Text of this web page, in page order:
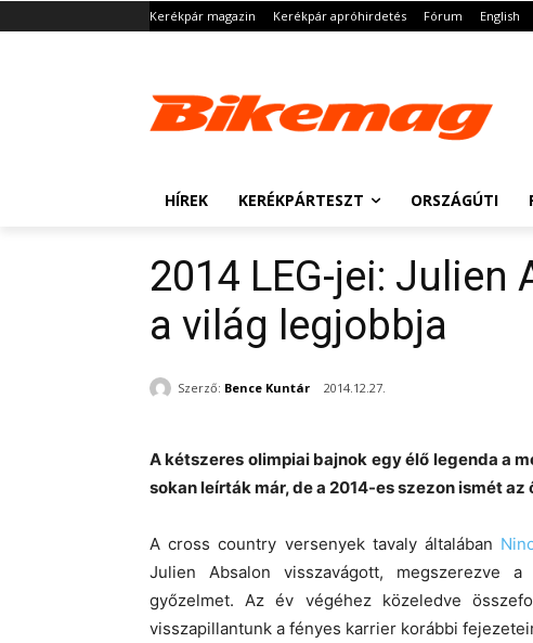
Kerékpár magazin Kerékpár apróhirdetés Fórum English
HÍREK KERÉKPÁRTESZT ORSZÁGÚTI
2014 LEG-jei:
a világ legjobbja
Szerző: Bence Kuntár 2014.12.27.
A kétszeres olimpiai bajnok egy élő legenda a
sokan leírták már, de a 2014-es szezon ismét az
A cross country versenyek tavaly általában
Julien Absalon visszavágott, megszerezve
győzelmet. Az év végéhez közeledve
visszapillantunk a fényes karrier korábbi